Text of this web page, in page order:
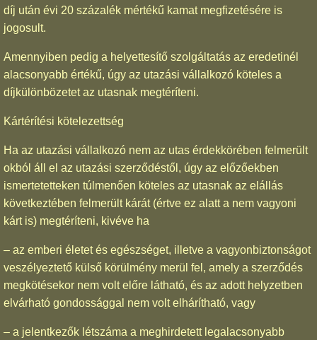
díj után évi 20 százalék mértékű kamat megfizetésére is
jogosult.
Amennyiben pedig a helyettesítő szolgáltatás az eredetinél
alacsonyabb értékű, úgy az utazási vállalkozó köteles a
díjkülönbözetet az utasnak megtéríteni.
Kártérítési kötelezettség
Ha az utazási vállalkozó nem az utas érdekkörében felmerült
okból áll el az utazási szerződéstől, úgy az előzőekben
ismertetetteken túlmenően köteles az utasnak az elállás
következtében felmerült kárát (értve ez alatt a nem vagyoni
kárt is) megtéríteni, kivéve ha
– az emberi életet és egészséget, illetve a vagyonbiztonságot
veszélyeztető külső körülmény merül fel, amely a szerződés
megkötésekor nem volt előre látható, és az adott helyzetben
elvárható gondossággal nem volt elhárítható, vagy
– a jelentkezők létszáma a meghirdetett legalacsonyabb